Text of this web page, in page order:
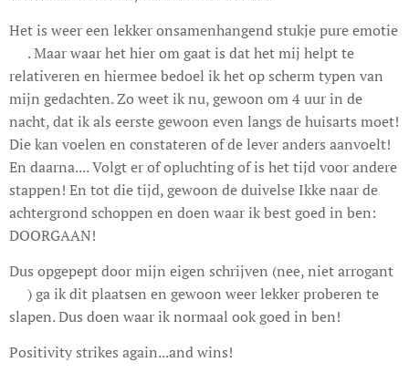
Het is weer een lekker onsamenhangend stukje pure emotie
😉. Maar waar het hier om gaat is dat het mij helpt te
relativeren en hiermee bedoel ik het op scherm typen van
mijn gedachten. Zo weet ik nu, gewoon om 4 uur in de
nacht, dat ik als eerste gewoon even langs de huisarts moet!
Die kan voelen en constateren of de lever anders aanvoelt!
En daarna.... Volgt er of opluchting of is het tijd voor andere
stappen! En tot die tijd, gewoon de duivelse Ikke naar de
achtergrond schoppen en doen waar ik best goed in ben:
DOORGAAN!
Dus opgepept door mijn eigen schrijven (nee, niet arrogant
🤣) ga ik dit plaatsen en gewoon weer lekker proberen te
slapen. Dus doen waar ik normaal ook goed in ben!
Positivity strikes again...and wins!